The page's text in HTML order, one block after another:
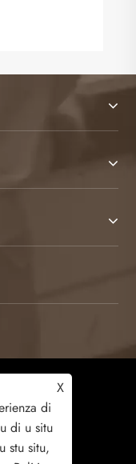
X
di
di u situ
stu situ,